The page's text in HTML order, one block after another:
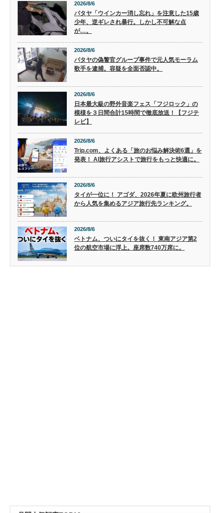
2026/8/6
パタヤ「ウインカー消し忘れ」を注意した15歳
少年、逆ギレされ暴行。しかし不可解な点
が…。
2026/8/6
パタヤの偽警官グループ事件で元人気モーラム
歌手を逮捕。容疑を全面否認中。
2026/8/6
日本最大級の野外音楽フェス「フジロック」の
模様を３日間合計15時間で徹底放送！【フジテ
レビ】
2026/8/6
Trip.com、よくある「旅のお悩み解決術6選」を
発表！ AI旅行アシストで旅行をもっと快適に。
2026/8/6
タイが一位に！ アゴダ、2026年夏に欧州旅行者
から人気を集めるアジア旅行先ランキング。
2026/8/6
ベトナム、ついにタイを抜く！ 東南アジア第2
位の航空市場に浮上。座席数740万席に。